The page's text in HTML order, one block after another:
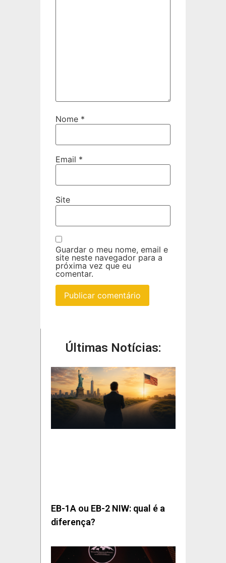
Nome *
Email *
Site
Guardar o meu nome, email e
site neste navegador para a
próxima vez que eu
comentar.
Últimas Notícias:
EB-1A ou EB-2 NIW: qual é a
diferença?